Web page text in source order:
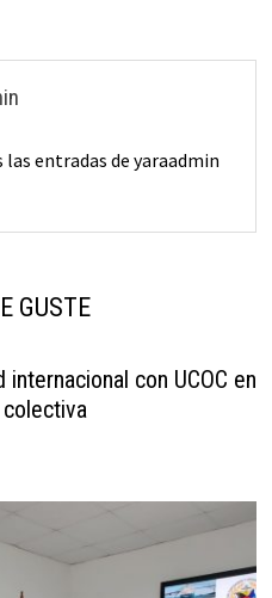
las entradas de yaraadmin
GUSTE
con UCOC en